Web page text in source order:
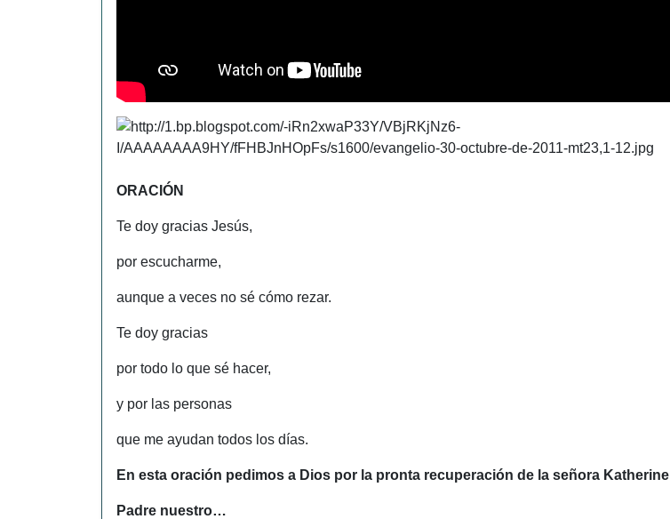
ORACIÓN
Te doy gracias Jesús,
por escucharme,
aunque a veces no sé cómo rezar.
Te doy gracias
por todo lo que sé hacer,
y por las personas
que me ayudan todos los días.
En esta oración pedimos a Dios por la pronta recuperación de la señora Katherine
Padre nuestro…